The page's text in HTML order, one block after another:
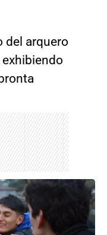
del arquero